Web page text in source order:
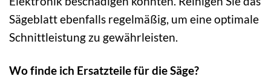
Sägeblatt ebenfalls regelmäßig, um eine optimale
Schnittleistung zu gewährleisten.
Wo finde ich Ersatzteile für die Säge?